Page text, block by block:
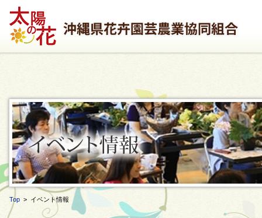
Top > イベント情報